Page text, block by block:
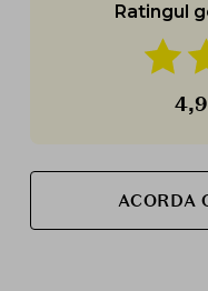
Ratingul
4,9
ACORDA